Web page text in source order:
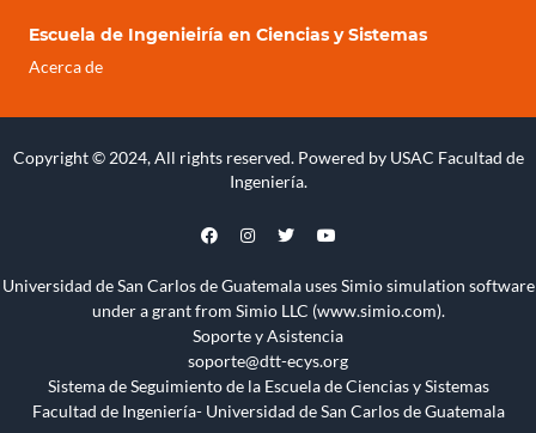
Escuela de Ingenieiría en Ciencias y Sistemas
Acerca de
Copyright © 2024, All rights reserved. Powered by USAC Facultad de
Ingeniería.
Universidad de San Carlos de Guatemala uses Simiosimulation software
under a grant from Simio LLC (www.simio.com).
Soporte y Asistencia
soporte@dtt-ecys.org
Sistema de Seguimiento de la Escuela de Ciencias y Sistemas
Facultad de Ingeniería- Universidad de San Carlos de Guatemala